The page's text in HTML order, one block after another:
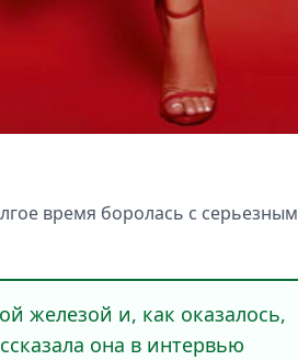
время боролась с серьезным
железой и, как оказалось,
она в интервью